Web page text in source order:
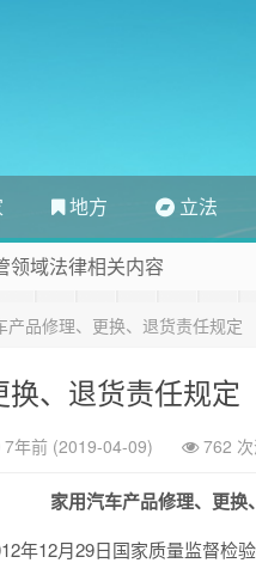
地方 立法
领域法律相关内容
产品修理、更换、退货责任规定
、退货责任规定
7年前 (2019-04-09) 762 次
家用汽车产品修理、更换
年12月29日国家质量监督检